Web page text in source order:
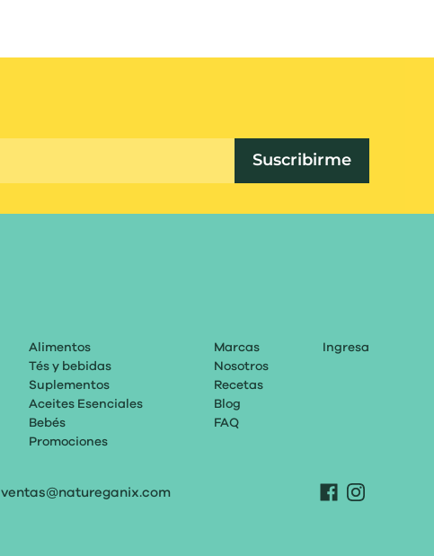
Suscribirme
Alimentos
Tés y bebidas
Suplementos
Aceites Esenciales
Bebés
Promociones
Marcas
Nosotros
Recetas
Blog
FAQ
Ingresa
ventas@natureganix.com